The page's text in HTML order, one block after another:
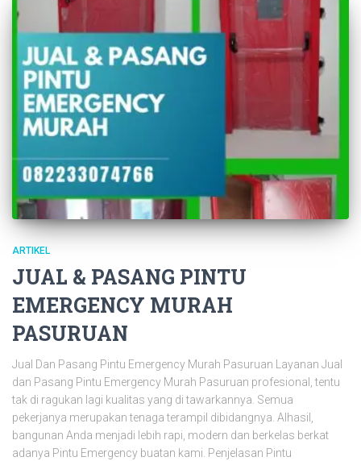
ARTIKEL
JUAL & PASANG PINTU
EMERGENCY MURAH
PASURUAN
Jual Dan Pasang Pintu Emergency Murah Pasuruan Layanan Jual
dan Pasang Pintu Emergency Murah Pasuruan profesional, tentu
tak di ragukan lagi kualitas yang di tawarkannya. Semua
pekerjanya merupakan tenaga terampil dibidangnya. Alhasil,
bangunan Anda menjadi lebih rapi, modern dan berkelas berkat
adanya Pintu Emergency buatan kami. Penjelasan Pintu